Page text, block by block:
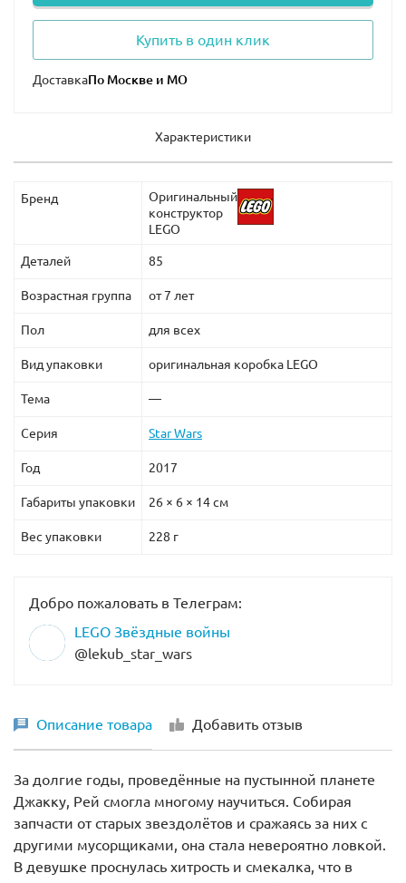
Купить в один клик
Доставка
Характеристики
Бренд
Оригинальный
конструктор
LEGO
Деталей 85
Возрастная группа от 7 лет
Пол для всех
Вид упаковки оригинальная коробка LEGO
Тема —
Серия Star Wars
Год 2017
Габариты упаковки 26 × 6 × 14 см
Вес упаковки 228 г
Добро пожаловать в Телеграм:
LEGO Звёздные войны
@lekub_star_wars
Описание товара Добавить отзыв
За долгие годы, проведённые на пустынной планете
Джакку, Рей смогла многому научиться. Собирая
запчасти от старых звездолётов и сражаясь за них с
другими мусорщиками, она стала невероятно ловкой.
В девушке проснулась хитрость и смекалка, что в